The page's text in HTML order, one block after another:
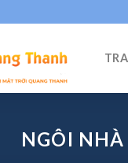
NGÔI